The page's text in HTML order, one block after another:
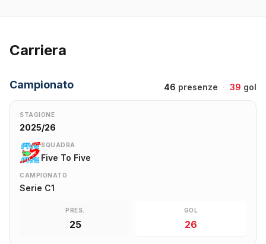
Carriera
Campionato 46 presenze · 39 gol
STAGIONE
2025/26
SQUADRA
Five To Five
CAMPIONATO
Serie C1
PRES.
25
GOL
26